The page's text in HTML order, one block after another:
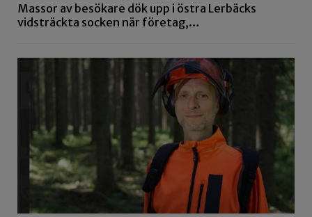
Massor av besökare dök upp i östra Lerbäcks
vidsträckta socken när företag,…